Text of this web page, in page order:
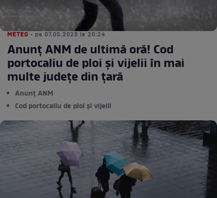
METEO • pe 07.05.2023 la 20:24
Anunț ANM de ultimă oră! Cod
portocaliu de ploi şi vijelii în mai
multe județe din țară
Anunț ANM
Cod portocaliu de ploi și vijelii